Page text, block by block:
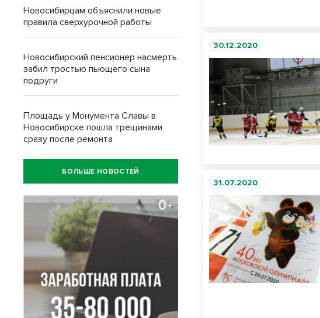
30.12.2020
31.07.2020
Новосибирцам объяснили новые
правила сверхурочной работы
Новосибирский пенсионер насмерть
забил тростью пьющего сына
подруги
Площадь у Монумента Славы в
Новосибирске пошла трещинами
сразу после ремонта
БОЛЬШЕ НОВОСТЕЙ